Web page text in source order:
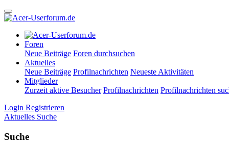
Foren
Neue Beiträge Foren durchsuchen
Aktuelles
Neue Beiträge Profilnachrichten Neueste Aktivitäten
Mitglieder
Zurzeit aktive Besucher Profilnachrichten Profilnachrichten
Login Registrieren
Aktuelles Suche
Suche